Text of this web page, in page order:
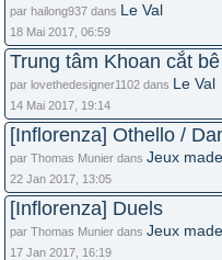
par hailong937 dans Le Val
18 Mai 2017, 06:59
Trung tâm Khoan cắt
par lovethedesigner1102 dans Le Val
14 Mai 2017, 19:14
[Inflorenza] Othello /
par Thomas Munier dans Jeux
22 Jan 2017, 13:05
[Inflorenza] Duels
par Thomas Munier dans Jeux
17 Jan 2017, 16:19